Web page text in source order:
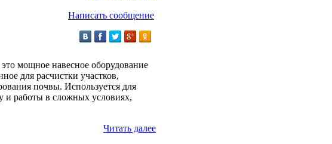
Написать сообщение
мощное навесное оборудование
для расчистки участков,
почвы. Используется для
и работы в сложных условиях,
Читать далее